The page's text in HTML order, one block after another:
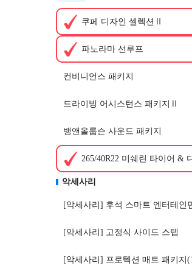
쿠페 디자인 셀렉션Ⅱ
파노라마 선루프
컨비니언스 패키지
드라이빙 어시스턴스 패키지Ⅱ
뱅앤올룹슨 사운드 패키지
265/40R22 미쉐린 타이어 &
악세사리
[악세사리] 후석 스마트 엔터테인
[악세사리] 고정식 사이드 스텝
[악세사리] 프로텍션 매트 패키지